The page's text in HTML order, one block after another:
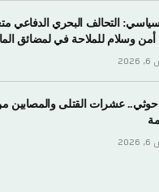
التحالف البحري الدفاعي
وسلام للملاحة في لمضائق
عشرات القتلى والمصابين من